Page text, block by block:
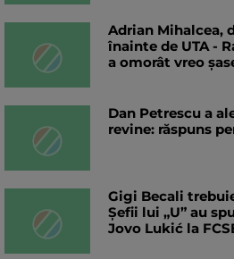
Adrian Mihalcea,
înainte de UTA -
a omorât vreo
Dan Petrescu a
revine: răspuns
Gigi Becali
Șefii lui „U” au
Jovo Lukić la